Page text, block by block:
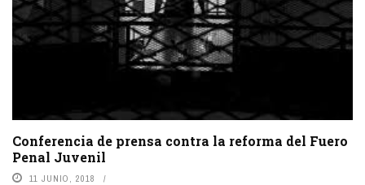
Conferencia de prensa contra la reforma del Fuero
Penal Juvenil
11 JUNIO, 2018